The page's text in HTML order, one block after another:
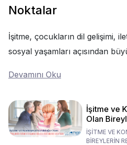
Noktalar
İşitme, çocukların dil gelişimi,
sosyal yaşamları açısından
Devamını Oku
İşitme ve
Olan
Babaların
İŞİTME VE
BİREYLERİN